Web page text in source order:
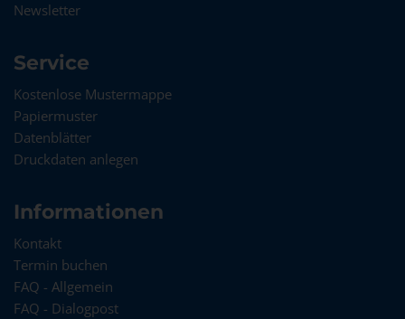
Newsletter
Service
Kostenlose Mustermappe
Papiermuster
Datenblätter
Druckdaten anlegen
Informationen
Kontakt
Termin buchen
FAQ - Allgemein
FAQ - Dialogpost